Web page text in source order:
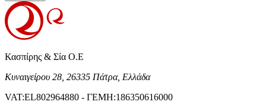
Κασπίρης & Σία Ο.Ε
Κυναιγείρου 28, 26335 Πάτρα, Ελλάδα
VAT:EL802964880 - ΓΕΜΗ:186350616000